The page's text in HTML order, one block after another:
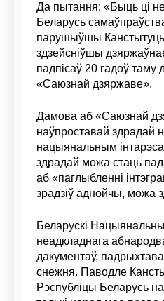
Да пытання: «Быць ці
Беларусь
парушыўшы
здзейсніўшы
падпісаў 20 гадоў таму
«Саюзнай дзяржаве».
Дамова аб «Саюзнай
наўпроставай здрадай
нацыянальным
здрадай можа стаць
аб «паглыбленні
зрадзіў аднойчы, можа
Беларускі
неадкладнага
дакументаў,
снежня. Паводле
Рэспубліцы Беларусь